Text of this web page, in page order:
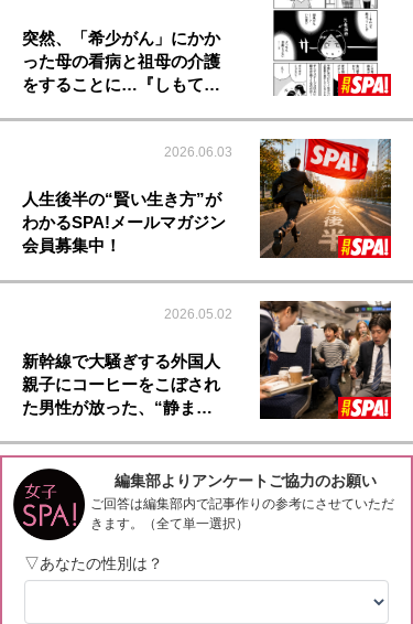
突然、「希少がん」にかか
った母の看病と祖母の介護
をすることに…『しもて…
2026.06.03
人生後半の“賢い生き方”が
わかるSPA!メールマガジン
会員募集中！
2026.05.02
新幹線で大騒ぎする外国人
親子にコーヒーをこぼされ
た男性が放った、“静ま…